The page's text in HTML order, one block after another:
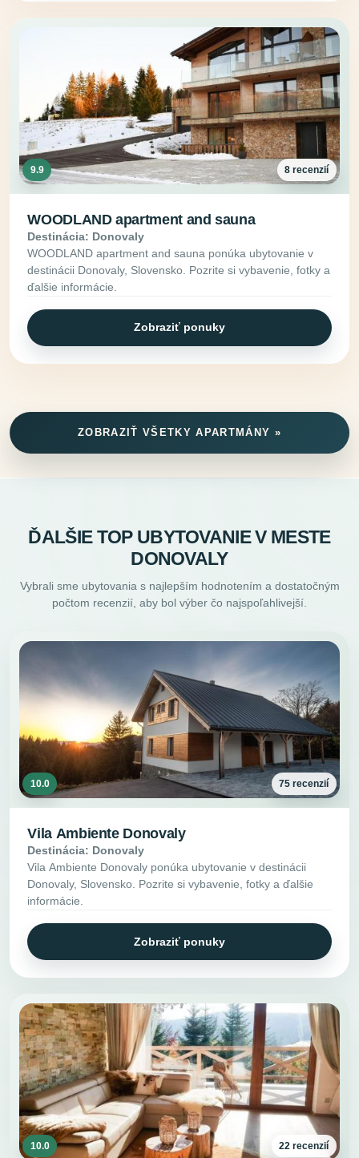
9.9 8 recenzií
WOODLAND apartment and sauna
Destinácia: Donovaly
WOODLAND apartment and sauna ponúka ubytovanie v
destinácii Donovaly, Slovensko. Pozrite si vybavenie, fotky a
ďalšie informácie.
Zobraziť ponuky
ZOBRAZIŤ VŠETKY APARTMÁNY »
ĎALŠIE TOP UBYTOVANIE V MESTE
DONOVALY
Vybrali sme ubytovania s najlepším hodnotením a dostatočným
počtom recenzií, aby bol výber čo najspoľahlivejší.
10.0 75 recenzií
Vila Ambiente Donovaly
Destinácia: Donovaly
Vila Ambiente Donovaly ponúka ubytovanie v destinácii
Donovaly, Slovensko. Pozrite si vybavenie, fotky a ďalšie
informácie.
Zobraziť ponuky
10.0 22 recenzií